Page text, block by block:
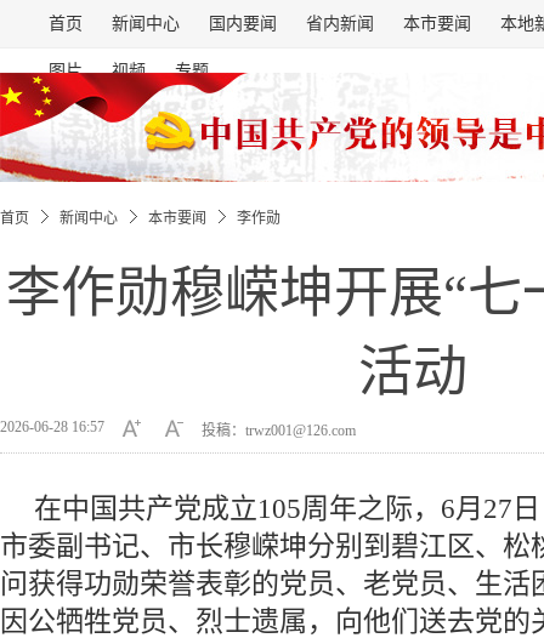
首页 新闻中心 国内要闻 省内新闻 本市要闻 本地
图片 视频 专题
首页 新闻中心 本市要闻 李作勋
李作勋穆嵘坤开展“七
活动
2026-06-28 16:57 投稿：trwz001@126.com
在中国共产党成立105周年之际，6月27
市委副书记、市长穆嵘坤分别到碧江区、松
问获得功勋荣誉表彰的党员、老党员、生活
因公牺牲党员、烈士遗属，向他们送去党的